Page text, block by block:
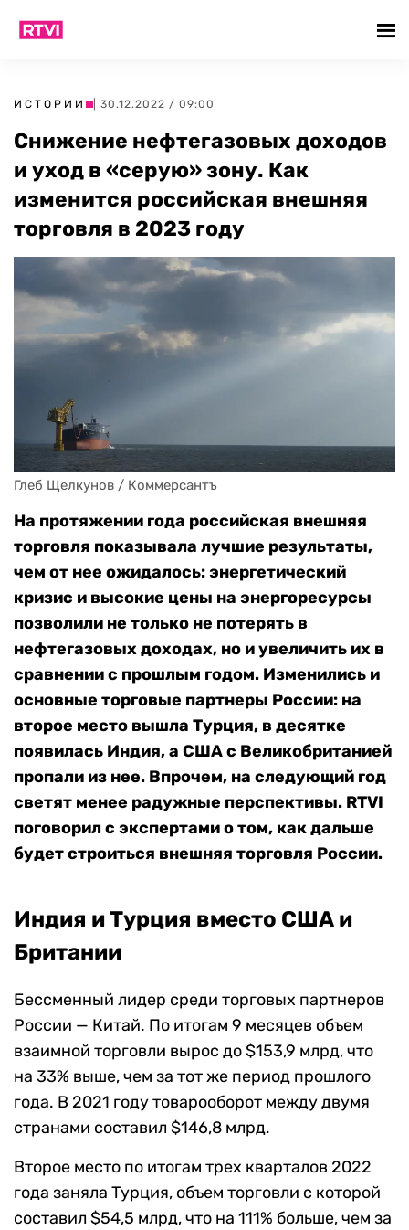
ИСТОРИИ | 30.12.2022 / 09:00
Снижение нефтегазовых доходов
и уход в «серую» зону. Как
изменится российская внешняя
торговля в 2023 году
Глеб Щелкунов / Коммерсантъ
На протяжении года российская внешняя
торговля показывала лучшие результаты,
чем от нее ожидалось: энергетический
кризис и высокие цены на энергоресурсы
позволили не только не потерять в
нефтегазовых доходах, но и увеличить их в
сравнении с прошлым годом. Изменились и
основные торговые партнеры России: на
второе место вышла Турция, в десятке
появилась Индия, а США с Великобританией
пропали из нее. Впрочем, на следующий год
светят менее радужные перспективы. RTVI
поговорил с экспертами о том, как дальше
будет строиться внешняя торговля России.
Индия и Турция вместо США и
Британии
Бессменный лидер среди торговых партнеров
России — Китай. По итогам 9 месяцев объем
взаимной торговли вырос до $153,9 млрд, что
на 33% выше, чем за тот же период прошлого
года. В 2021 году товарооборот между двумя
странами составил $146,8 млрд.
Второе место по итогам трех кварталов 2022
года заняла Турция, объем торговли с которой
составил $54,5 млрд, что на 111% больше, чем за